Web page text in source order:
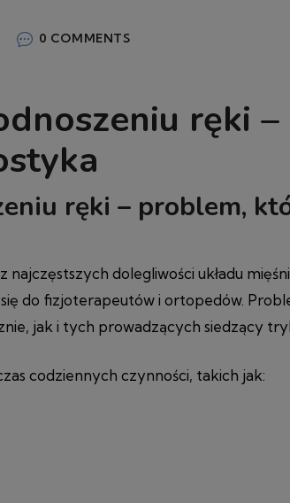
0 COMMENTS
ręki –
ręki – problem,
dolegliwości układu
do fizjoterapeutów i ortopedów.
jak i tych prowadzących siedzący
codziennych czynności, takich jak: